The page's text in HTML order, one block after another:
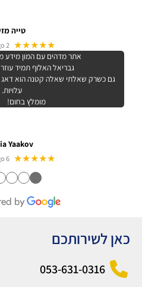
טייה
★★★★★
2 months ago
אתר מדהים עם המון מידע
גבריאל האלוף תמיד
גם כשרק שאלתי שאלה קטנה הוא דאג
עלויות.
מומלץ בחום!
Yaakov
★★★★★
6 months ago
●
●
●
כאן לשירותכם
053-631-0316